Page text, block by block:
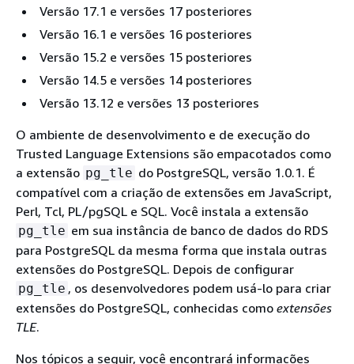
Versão 17.1 e versões 17 posteriores
Versão 16.1 e versões 16 posteriores
Versão 15.2 e versões 15 posteriores
Versão 14.5 e versões 14 posteriores
Versão 13.12 e versões 13 posteriores
O ambiente de desenvolvimento e de execução do
Trusted Language Extensions são empacotados como
a extensão pg_tle do PostgreSQL, versão 1.0.1. É
compatível com a criação de extensões em JavaScript,
Perl, Tcl, PL/pgSQL e SQL. Você instala a extensão
pg_tle em sua instância de banco de dados do RDS
para PostgreSQL da mesma forma que instala outras
extensões do PostgreSQL. Depois de configurar
pg_tle , os desenvolvedores podem usá-lo para criar
extensões do PostgreSQL, conhecidas como extensões
TLE.
Nos tópicos a seguir, você encontrará informações